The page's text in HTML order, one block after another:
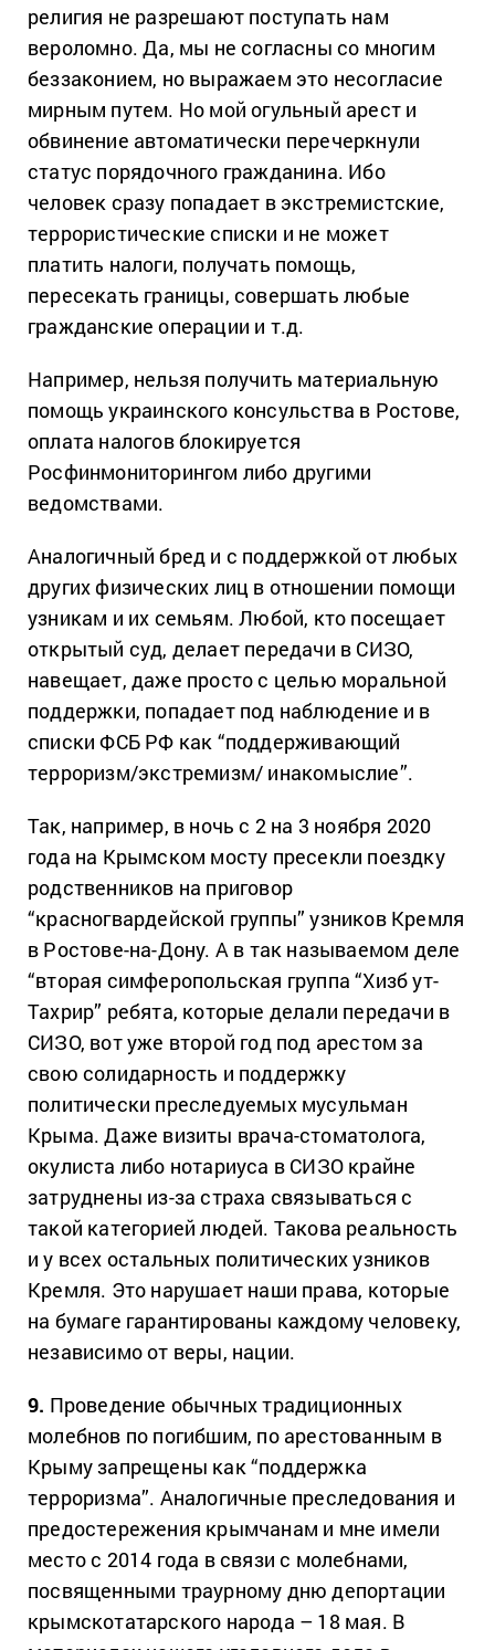
религия не разрешают поступать нам
вероломно. Да, мы не согласны со многим
беззаконием, но выражаем это несогласие
мирным путем. Но мой огульный арест и
обвинение автоматически перечеркнули
статус порядочного гражданина. Ибо
человек сразу попадает в экстремистские,
террористические списки и не может
платить налоги, получать помощь,
пересекать границы, совершать любые
гражданские операции и т.д.
Например, нельзя получить материальную
помощь украинского консульства в Ростове,
оплата налогов блокируется
Росфинмониторингом либо другими
ведомствами.
Аналогичный бред и с поддержкой от любых
других физических лиц в отношении помощи
узникам и их семьям. Любой, кто посещает
открытый суд, делает передачи в СИЗО,
навещает, даже просто с целью моральной
поддержки, попадает под наблюдение и в
списки ФСБ РФ как “поддерживающий
терроризм/экстремизм/ инакомыслие”.
Так, например, в ночь с 2 на 3 ноября 2020
года на Крымском мосту пресекли поездку
родственников на приговор
“красногвардейской группы” узников Кремля
в Ростове-на-Дону. А в так называемом деле
“вторая симферопольская группа “Хизб ут-
Тахрир” ребята, которые делали передачи в
СИЗО, вот уже второй год под арестом за
свою солидарность и поддержку
политически преследуемых мусульман
Крыма. Даже визиты врача-стоматолога,
окулиста либо нотариуса в СИЗО крайне
затруднены из-за страха связываться с
такой категорией людей. Такова реальность
и у всех остальных политических узников
Кремля. Это нарушает наши права, которые
на бумаге гарантированы каждому человеку,
независимо от веры, нации.
9. Проведение обычных традиционных
молебнов по погибшим, по арестованным в
Крыму запрещены как “поддержка
терроризма”. Аналогичные преследования и
предостережения крымчанам и мне имели
место с 2014 года в связи с молебнами,
посвященными траурному дню депортации
крымскотатарского народа – 18 мая. В